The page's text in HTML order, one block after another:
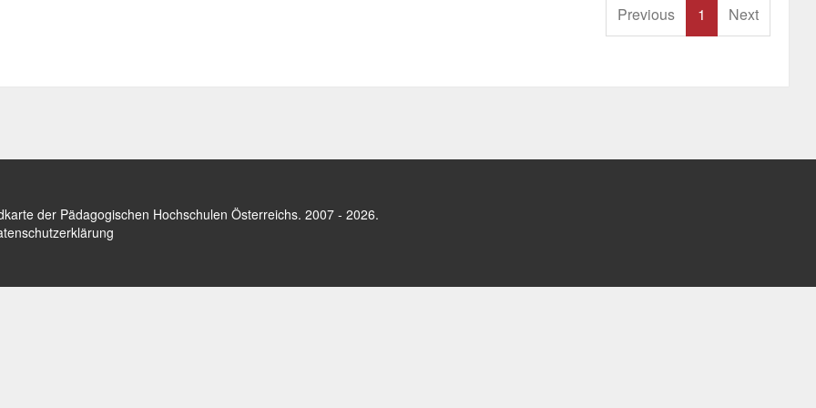
Previous 1 Next
der Pädagogischen Hochschulen Österreichs. 2007 - 2026.